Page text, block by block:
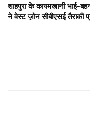
शाहपुरा के कायमखानी भाई-
ने वेस्ट ज़ोन सीबीएसई तैराकी